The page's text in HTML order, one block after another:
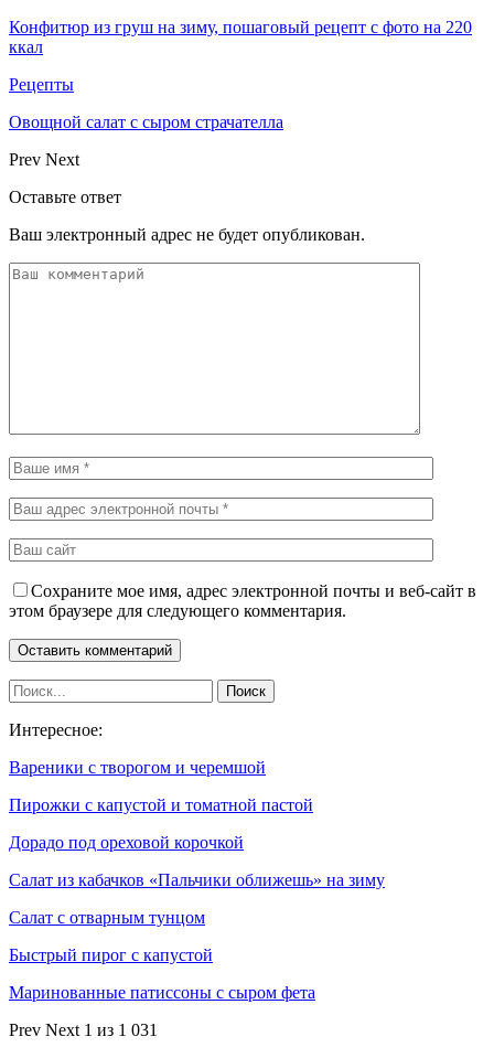
Конфитюр из груш на зиму, пошаговый рецепт с фото на 220
ккал
Рецепты
Овощной салат с сыром страчателла
Prev Next
Оставьте ответ
Ваш электронный адрес не будет опубликован.
Сохраните мое имя, адрес электронной почты и веб-сайт в
этом браузере для следующего комментария.
Интересное:
Вареники с творогом и черемшой
Пирожки с капустой и томатной пастой
Дорадо под ореховой корочкой
Салат из кабачков «Пальчики оближешь» на зиму
Салат с отварным тунцом
Быстрый пирог с капустой
Маринованные патиссоны с сыром фета
Prev Next 1 из 1 031